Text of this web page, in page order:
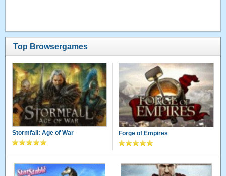
Top Browsergames
Stormfall: Age of War Forge of Empires